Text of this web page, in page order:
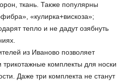
ткань. Также популярны
«кулирка+вискоза»;
тепло и не дадут озябнуть
из Иваново позволяет
комплекты для носки
Даже три комплекта не станут